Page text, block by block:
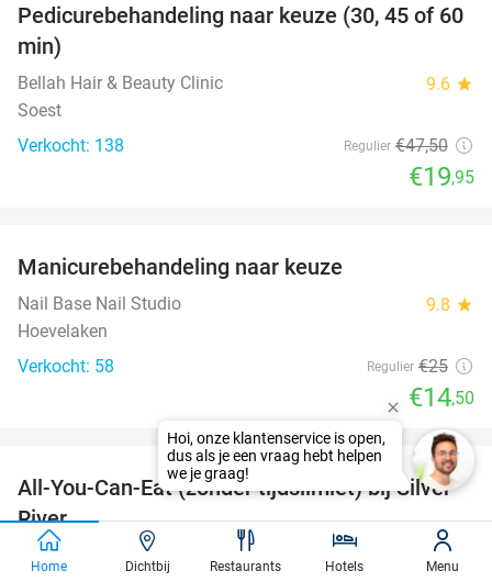
58%
Pedicurebehandeling naar keuze (30, 45 of 60
min)
Bellah Hair & Beauty Clinic 9.6 star
Soest
Verkocht: 138
Regulier €47,50
€19,95
Manicurebehandeling naar keuze
Nail Base Nail Studio 9.8 star
Hoevelaken
Verkocht: 58
Regulier €25
€14,50
19%
favorite_border
All-You-Can-Eat (zonder tijdslimiet) bij Silver
River
Silver River 9.7
Home Dichtbij Restaurants Hotels Menu